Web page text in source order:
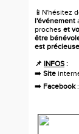
📱N'hésitez
l'événement
proches et
être
est
📌 INFOS :
➡️ Site
➡️ Facebook: